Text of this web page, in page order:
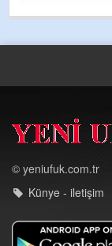
© yeniufuk.com.tr
Künye - iletişim